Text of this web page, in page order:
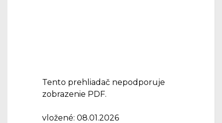
Tento prehliadač nepodporuje
zobrazenie PDF.
vložené: 08.01.2026